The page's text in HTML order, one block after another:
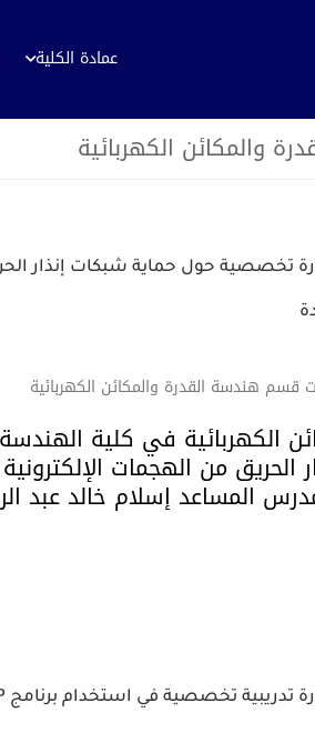
عمادة الكلية
والمكائن الكهربائية
تخصصية حول حماية شبكات إنذار
قسم هندسة القدرة والمكائن الكهربائية
الكهربائية في كلية
الحريق من الهجمات
المساعد إسلام خالد عبد